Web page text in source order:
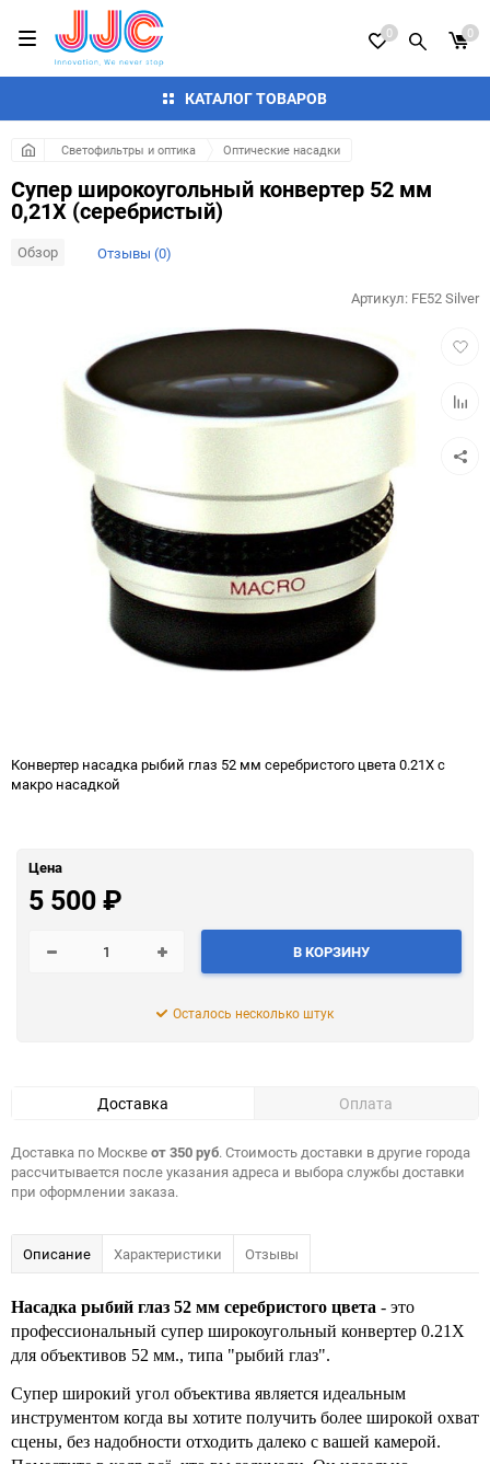
КАТАЛОГ ТОВАРОВ
0 0
Светофильтры и оптика Оптические насадки
Супер широкоугольный конвертер 52 мм
0,21X (серебристый)
Обзор Отзывы (0)
Артикул: FE52 Silver
Конвертер насадка рыбий глаз 52 мм серебристого цвета 0.21X с
макро насадкой
Цена
5 500₽
В КОРЗИНУ
Осталось несколько штук
Доставка Оплата
Доставка по Москвеот 350 руб. Стоимость доставки в другие города
рассчитывается после указания адреса и выбора службы доставки
при оформлении заказа.
Описание Характеристики Отзывы
Насадка рыбий глаз 52 мм серебристого цвета - это
профессиональный супер широкоугольный конвертер 0.21X
для объективов 52 мм., типа "рыбий глаз".
Супер широкий угол объектива является идеальным
инструментом когда вы хотите получить более широкой охват
сцены, без надобности отходить далеко с вашей камерой.